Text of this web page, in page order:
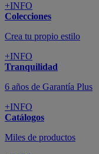
+INFO
Colecciones
Crea tu propio estilo
+INFO
Tranquilidad
6 años de Garantía Plus
+INFO
Catálogos
Miles de productos